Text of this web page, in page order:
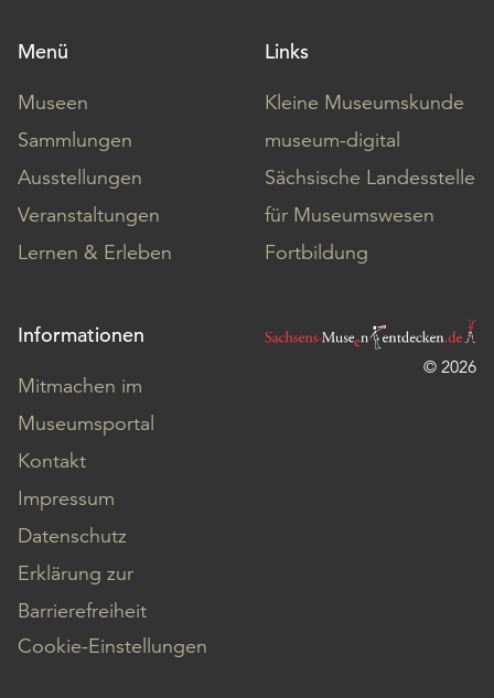
Menü
Museen
Sammlungen
Ausstellungen
Veranstaltungen
Lernen & Erleben
Links
Kleine Museumskunde
museum-digital
Sächsische Landesstelle
für Museumswesen
Fortbildung
Informationen
Mitmachen im
Museumsportal
Kontakt
Impressum
Datenschutz
Erklärung zur
Barrierefreiheit
Cookie-Einstellungen
© 2026